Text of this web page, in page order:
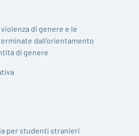
di genere e le
dall’orientamento
di genere
per studenti stranieri